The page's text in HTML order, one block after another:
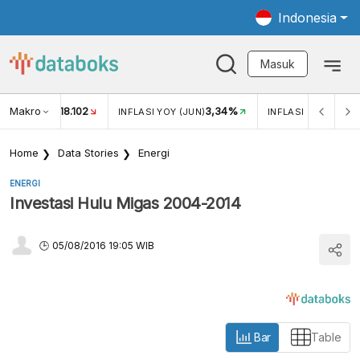
Indonesia
Masuk
Makro
USD/IDR 18.102 INFLASI YOY (JUN)3,34% INFLASI MOM (JUN)
Home Data Stories Energi
ENERGI
Investasi Hulu Migas 2004-2014
05/08/2016 19:05 WIB
Bar Table